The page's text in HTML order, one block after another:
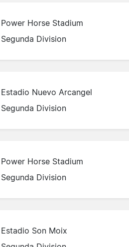
Power Horse Stadium
Segunda Division
Estadio Nuevo Arcangel
Segunda Division
Power Horse Stadium
Segunda Division
Estadio Son Moix